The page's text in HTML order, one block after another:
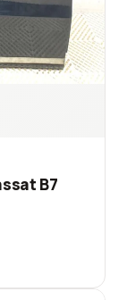
B7